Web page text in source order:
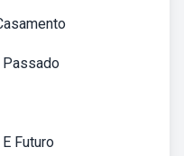
Futuro